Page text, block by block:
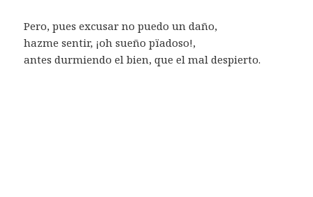
Pero, pues excusar no puedo un daño,
hazme sentir, ¡oh sueño pïadoso!,
antes durmiendo el bien, que el mal despierto.